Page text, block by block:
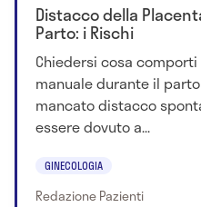
Distacco della
Parto: i Rischi
Chiedersi cosa
manuale durante il
mancato distacco
essere dovuto a...
GINECOLOGIA
Redazione Pazienti